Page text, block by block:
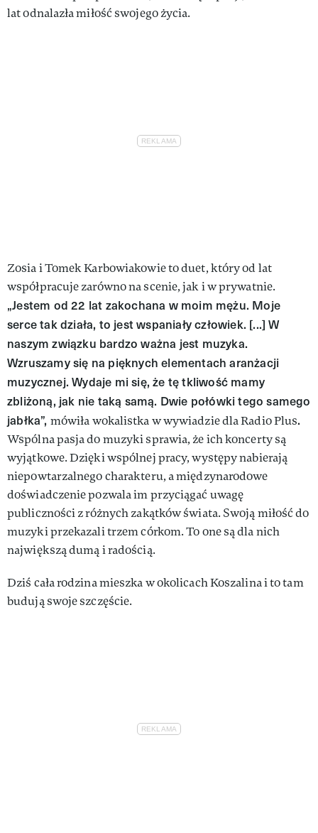
lat odnalazła miłość swojego życia.
Zosia i Tomek Karbowiakowie to duet, który od lat
współpracuje zarówno na scenie, jak i w prywatnie.
„Jestem od 22 lat zakochana w moim mężu. Moje
serce tak działa, to jest wspaniały człowiek. [...] W
naszym związku bardzo ważna jest muzyka.
Wzruszamy się na pięknych elementach aranżacji
muzycznej. Wydaje mi się, że tę tkliwość mamy
zbliżoną, jak nie taką samą. Dwie połówki tego samego
jabłka”, mówiła wokalistka w wywiadzie dla Radio Plus.
Wspólna pasja do muzyki sprawia, że ich koncerty są
wyjątkowe. Dzięki wspólnej pracy, występy nabierają
niepowtarzalnego charakteru, a międzynarodowe
doświadczenie pozwala im przyciągać uwagę
publiczności z różnych zakątków świata. Swoją miłość do
muzyki przekazali trzem córkom. To one są dla nich
największą dumą i radością.
Dziś cała rodzina mieszka w okolicach Koszalina i to tam
budują swoje szczęście.